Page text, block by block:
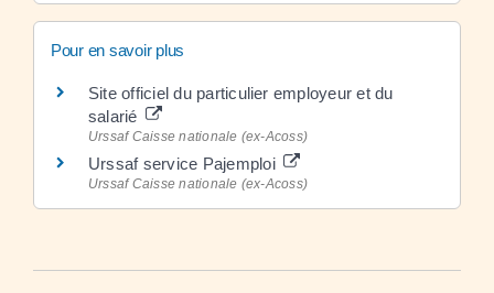
Pour en savoir plus
Site officiel du particulier employeur et du
salarié
Urssaf Caisse nationale (ex-Acoss)
Urssaf service Pajemploi
Urssaf Caisse nationale (ex-Acoss)